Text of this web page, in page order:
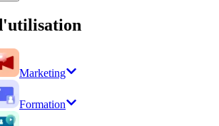
Marketing
Formation